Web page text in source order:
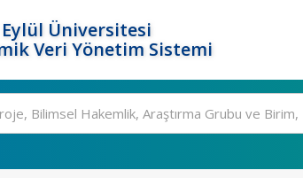
Üniversitesi
Veri Yönetim Sistemi